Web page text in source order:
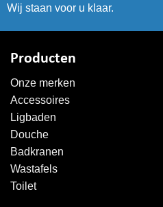
Wij staan voor u klaar.
Producten
Onze merken
Accessoires
Ligbaden
Douche
Badkranen
Wastafels
Toilet